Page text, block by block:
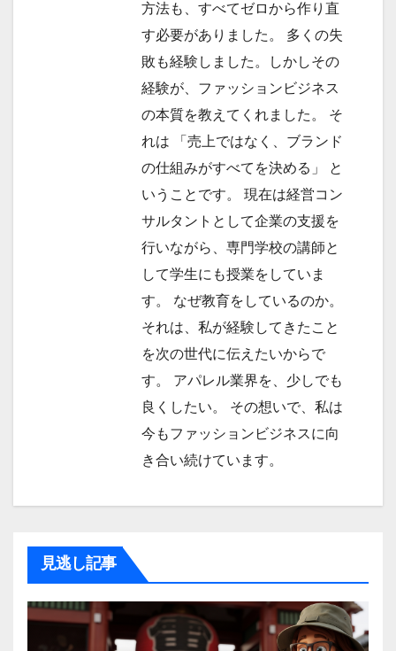
方法も、すべてゼロから作り直
す必要がありました。 多くの失
敗も経験しました。しかしその
経験が、ファッションビジネス
の本質を教えてくれました。 そ
れは 「売上ではなく、ブランド
の仕組みがすべてを決める」 と
いうことです。 現在は経営コン
サルタントとして企業の支援を
行いながら、専門学校の講師と
して学生にも授業をしていま
す。 なぜ教育をしているのか。
それは、私が経験してきたこと
を次の世代に伝えたいからで
す。 アパレル業界を、少しでも
良くしたい。 その想いで、私は
今もファッションビジネスに向
き合い続けています。
見逃し記事